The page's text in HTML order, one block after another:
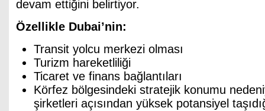
devam ettiğini belirtiyor.
Özellikle Dubai’nin:
Transit yolcu merkezi olması
Turizm hareketliliği
Ticaret ve finans bağlantıları
Körfez bölgesindeki stratejik konumu
şirketleri açısından yüksek potansiyel